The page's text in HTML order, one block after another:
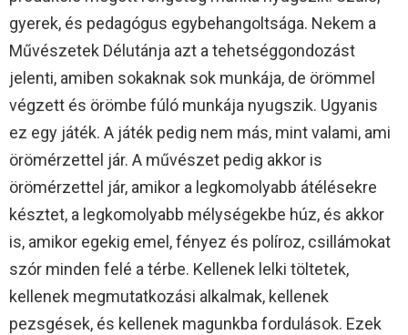
gyerek, és pedagógus egybehangoltsága. Nekem a
Művészetek Délutánja azt a tehetséggondozást
jelenti, amiben sokaknak sok munkája, de örömmel
végzett és örömbe fúló munkája nyugszik. Ugyanis
ez egy játék. A játék pedig nem más, mint valami, ami
örömérzettel jár. A művészet pedig akkor is
örömérzettel jár, amikor a legkomolyabb átélésekre
késztet, a legkomolyabb mélységekbe húz, és akkor
is, amikor egekig emel, fényez és políroz, csillámokat
szór minden felé a térbe. Kellenek lelki töltetek,
kellenek megmutatkozási alkalmak, kellenek
pezsgések, és kellenek magunkba fordulások. Ezek